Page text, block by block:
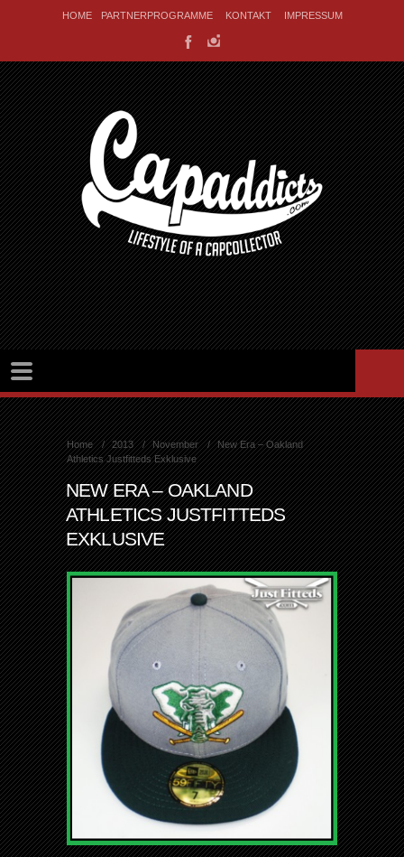
HOME PARTNERPROGRAMME KONTAKT IMPRESSUM
Home 2013 November
New Era – Oakland
Athletics Justfitteds Exklusive
NEW ERA – OAKLAND
ATHLETICS JUSTFITTEDS
EXKLUSIVE